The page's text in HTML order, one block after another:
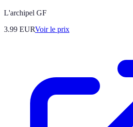
L'archipel GF
3.99 EURVoir le prix